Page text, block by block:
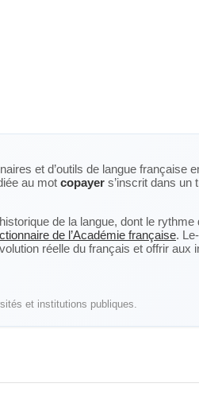
et d’outils de langue française
au mot copayer s’inscrit dans un
de la langue, dont le rythme
de l’Académie française.
réelle du français et offrir aux
et institutions publiques.